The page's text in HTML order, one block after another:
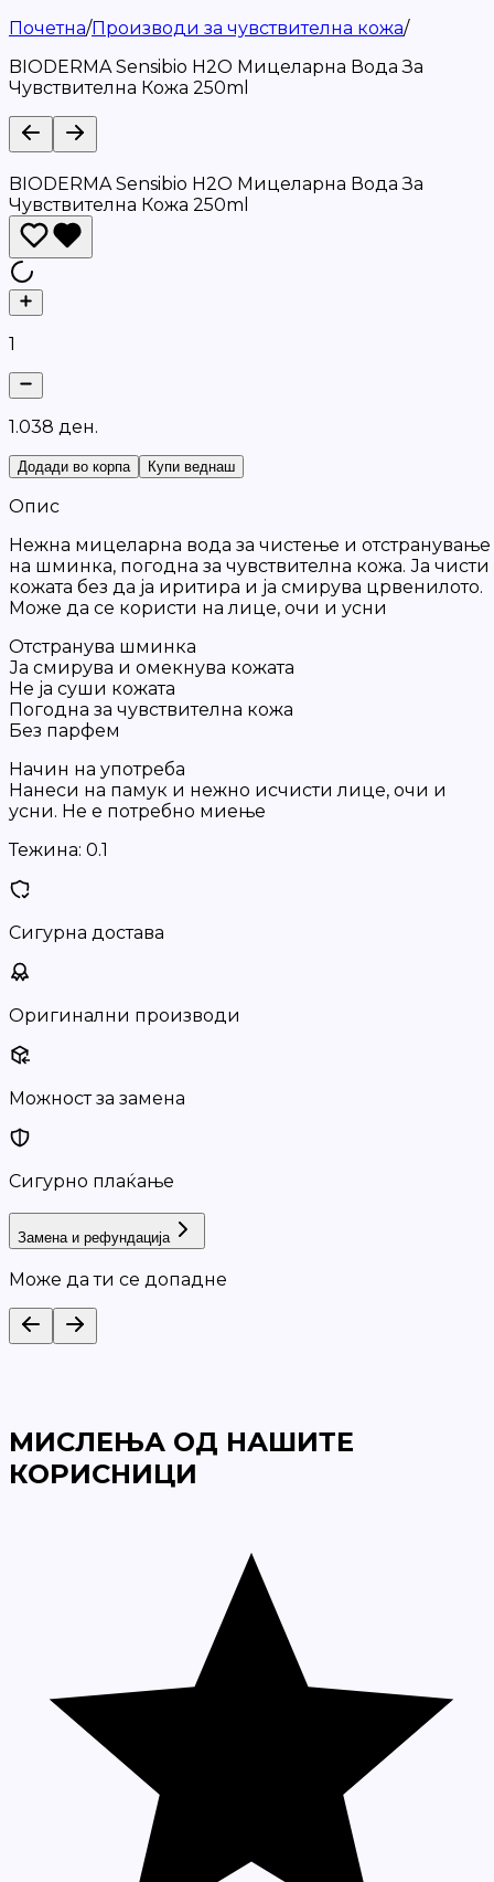
Почетна/Производи за чувствителна кожа/
BIODERMA Sensibio H2O Мицеларна Вода За
Чувствителна Кожа 250ml
BIODERMA Sensibio H2O Мицеларна Вода За
Чувствителна Кожа 250ml
1
1.038 ден.
Додади во корпа Купи веднаш
Опис
Нежна мицеларна вода за чистење и отстранување
на шминка, погодна за чувствителна кожа. Ја чисти
кожата без да ја иритира и ја смирува црвенилото.
Може да се користи на лице, очи и усни
Отстранува шминка
Ја смирува и омекнува кожата
Не ја суши кожата
Погодна за чувствителна кожа
Без парфем
Начин на употреба
Нанеси на памук и нежно исчисти лице, очи и
усни. Не е потребно миење
Тежина: 0.1
Сигурна достава
Оригинални производи
Можност за замена
Сигурно плаќање
Замена и рефундација
Може да ти се допадне
МИСЛЕЊА ОД НАШИТЕ
КОРИСНИЦИ